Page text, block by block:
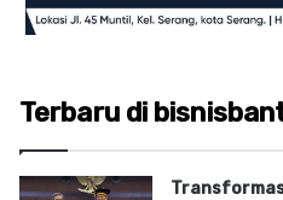
Terbaru di